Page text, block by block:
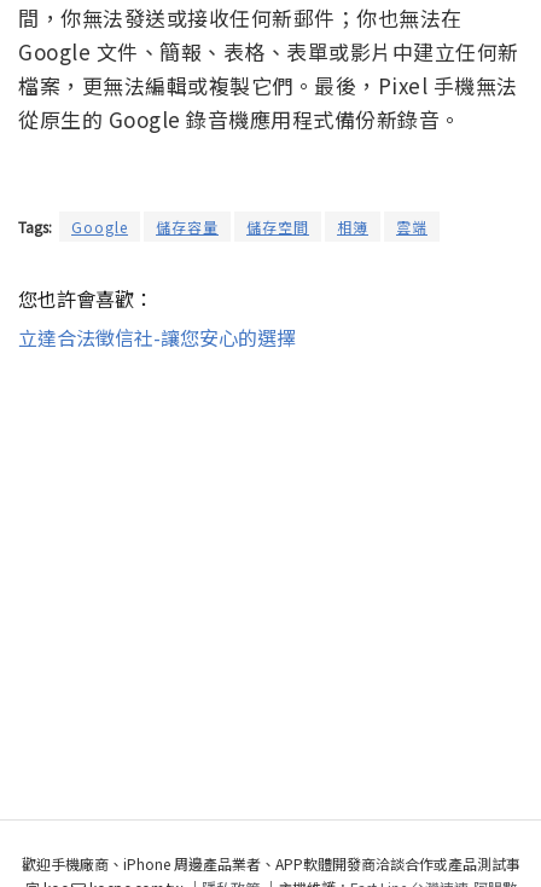
間，你無法發送或接收任何新郵件；你也無法在
Google 文件、簡報、表格、表單或影片中建立任何新
檔案，更無法編輯或複製它們。最後，Pixel 手機無法
從原生的 Google 錄音機應用程式備份新錄音。
Tags: Google 儲存容量 儲存空間 相簿 雲端
您也許會喜歡：
立達合法徵信社-讓您安心的選擇
歡迎手機廠商、iPhone 周邊產品業者、APP軟體開發商洽談合作或產品測試事